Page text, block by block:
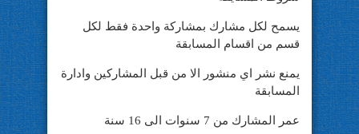
يسمح لكل مشارك بمشاركة واحدة فقط لكل
قسم من اقسام المسابقة
يمنع نشر اي منشور الا من قبل المشاركين وادارة
المسابقة
عمر المشارك من 7 سنوات الى 16 سنة